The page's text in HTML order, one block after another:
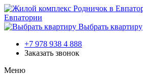
Евпатории
Выбрать квартиру
+7 978 938 4 888
Заказать звонок
Меню